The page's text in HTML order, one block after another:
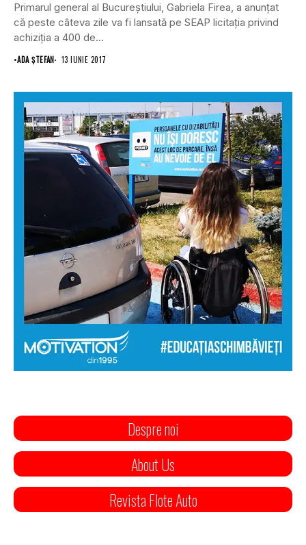
Primarul general al Bucureştiului, Gabriela Firea, a anunţat
că peste câteva zile va fi lansată pe SEAP licitaţia privind
achiziţia a 400 de...
•ADA ȘTEFAN 13 IUNIE 2017
Despre noi
About Us
Revista Flote Auto